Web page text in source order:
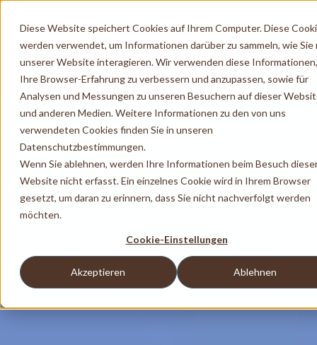
Diese Website speichert Cookies auf Ihrem Computer. Diese
werden verwendet, um Informationen darüber zu sammeln, wie Sie
unserer Website interagieren. Wir verwenden diese
Ihre Browser-Erfahrung zu verbessern und anzupassen, sowie für
Analysen und Messungen zu unseren Besuchern auf dieser
und anderen Medien. Weitere Informationen zu den von uns
verwendeten Cookies finden Sie in unseren
Datenschutzbestimmungen.
Wenn Sie ablehnen, werden Ihre Informationen beim Besuch
Website nicht erfasst. Ein einzelnes Cookie wird in Ihrem Browser
gesetzt, um daran zu erinnern, dass Sie nicht nachverfolgt werden
möchten.
Cookie-Einstellungen
Akzeptieren Ablehnen